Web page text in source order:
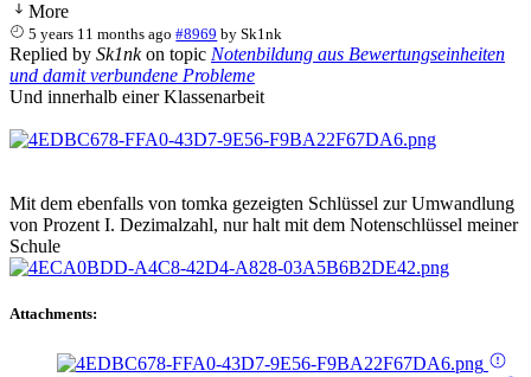
More
5 years 11 months ago #8969 bySk1nk
Replied by Sk1nkon topic Notenbildung aus Bewertungseinheiten
und damit verbundene Probleme
Und innerhalb einer Klassenarbeit
Mit dem ebenfalls von tomka gezeigten Schlüssel zur Umwandlung
von Prozent I. Dezimalzahl, nur halt mit dem Notenschlüssel meiner
Schule
Attachments: